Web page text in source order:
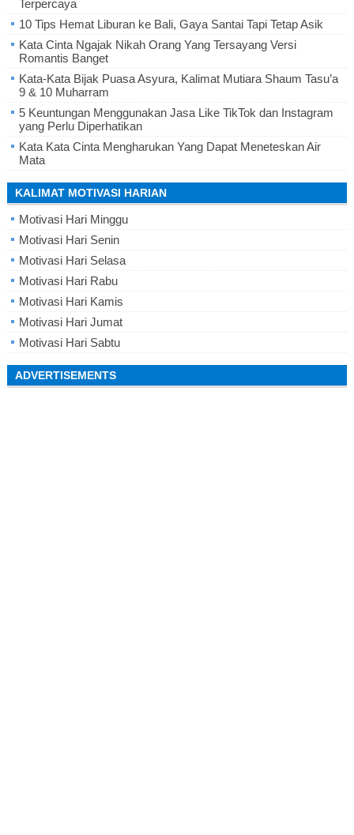
Terpercaya
10 Tips Hemat Liburan ke Bali, Gaya Santai Tapi Tetap Asik
Kata Cinta Ngajak Nikah Orang Yang Tersayang Versi
Romantis Banget
Kata-Kata Bijak Puasa Asyura, Kalimat Mutiara Shaum Tasu’a
9 & 10 Muharram
5 Keuntungan Menggunakan Jasa Like TikTok dan Instagram
yang Perlu Diperhatikan
Kata Kata Cinta Mengharukan Yang Dapat Meneteskan Air
Mata
KALIMAT MOTIVASI HARIAN
Motivasi Hari Minggu
Motivasi Hari Senin
Motivasi Hari Selasa
Motivasi Hari Rabu
Motivasi Hari Kamis
Motivasi Hari Jumat
Motivasi Hari Sabtu
ADVERTISEMENTS